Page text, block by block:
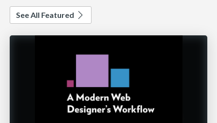
See All Featured